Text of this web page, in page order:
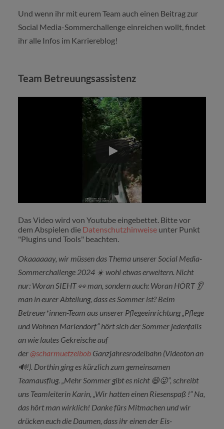
Und wenn ihr mit eurem Team auch einen Beitrag zur
Social Media-Sommerchallenge einreichen wollt, findet
ihr alle Infos im Karriereblog!
Team Betreuungsassistenz
Das Video wird von Youtube eingebettet. Bitte vor
dem Abspielen die Datenschutzhinweiseunter Punkt
"Plugins und Tools" beachten.
Okaaaaaay, wir müssen das Thema unserer Social Media-
Sommerchallenge 2024 ☀️ wohl etwas erweitern. Nicht
nur: Woran SIEHT👀man, sondern auch: Woran HÖRT 👂
man in eurer Abteilung, dass es Sommer ist? Beim
Betreuer*innen-Team aus unserer Pflegeeinrichtung „Pflege
und Wohnen Mariendorf“ hört sich der Sommer jedenfalls
an wie lautes Gekreische auf
der@scharmuetzelbobGanzjahresrodelbahn (Videoton an
🔊!). Dorthin ging es kürzlich zum gemeinsamen
Teamausflug. „Mehr Sommer gibt es nicht 😄😜“, schreibt
uns Teamleiterin Karin, „Wir hatten einen Riesenspaß !“ Na,
das hört man wirklich! Danke fürs Mitmachen und wir
drücken euch die Daumen, dass ihr einen der Eis-